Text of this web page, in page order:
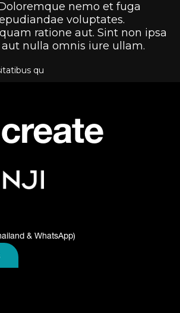
nemo et fuga
voluptates.
ratione aut. Sint non ipsa
nulla omnis iure ullam.
qu
& WhatsApp)